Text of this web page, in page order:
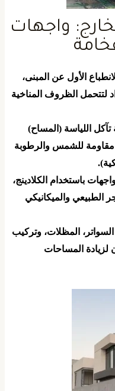
واجهات
الأول عن المبنى،
لتتحمل الظروف المناخية
اللياسة (المساح)
للشمس والرطوبة
باستخدام الكلادينج،
الطبيعي والميكانيكي
المظلات، وتركيب
المساحات